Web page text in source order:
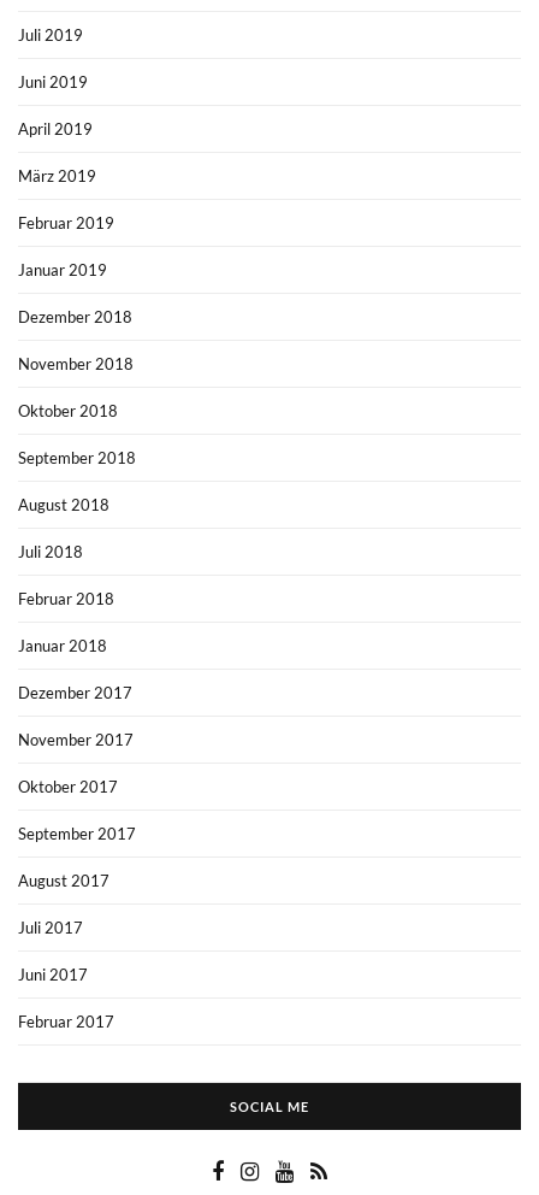
Juli 2019
Juni 2019
April 2019
März 2019
Februar 2019
Januar 2019
Dezember 2018
November 2018
Oktober 2018
September 2018
August 2018
Juli 2018
Februar 2018
Januar 2018
Dezember 2017
November 2017
Oktober 2017
September 2017
August 2017
Juli 2017
Juni 2017
Februar 2017
SOCIAL ME